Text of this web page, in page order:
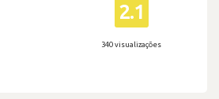
2.1
340 visualizações